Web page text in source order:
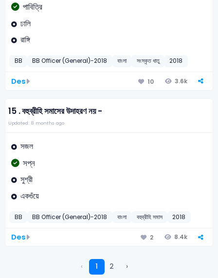
পাবিত্রি
ঢালি
রাঙ্গি
BB BB Officer (General)-2018 বাংলা সংস্কৃত ধাতু 2018
Des 10 3.6k
15 .বহুব্রীহি সমাসের উদাহরণ নয় -
Updated: 8 months ago
সজল
সপ্ন
সুশ্রী
একগুঁয়ে
BB BB Officer (General)-2018 বাংলা বহুব্রীহি সমাস 2018
Des 2 8.4k
‹ 1 2 ›